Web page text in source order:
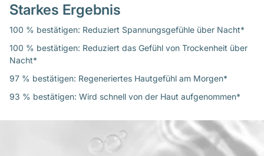
Starkes Ergebnis
100 % bestätigen: Reduziert Spannungsgefühle über Nacht*
100 % bestätigen: Reduziert das Gefühl von Trockenheit über
Nacht*
97 % bestätigen: Regeneriertes Hautgefühl am Morgen*
93 % bestätigen: Wird schnell von der Haut aufgenommen*